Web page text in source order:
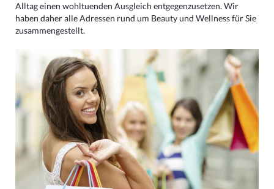
Alltag einen wohltuenden Ausgleich entgegenzusetzen. Wir
haben daher alle Adressen rund um Beauty und Wellness für Sie
zusammengestellt.